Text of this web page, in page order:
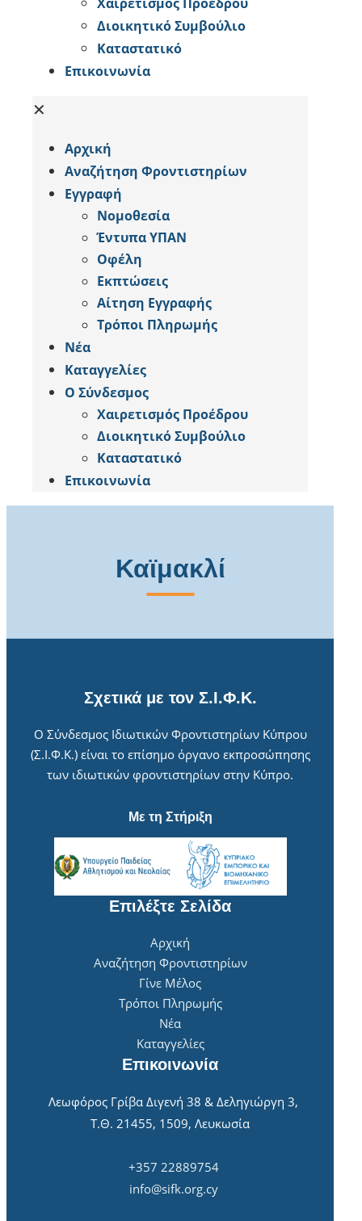
Διοικητικό Συμβούλιο
Καταστατικό
Επικοινωνία
✕
Αρχική
Αναζήτηση Φροντιστηρίων
Εγγραφή
Νομοθεσία
Έντυπα ΥΠΑΝ
Οφέλη
Εκπτώσεις
Αίτηση Εγγραφής
Tρόποι Πληρωμής
Νέα
Καταγγελίες
Ο Σύνδεσμος
Χαιρετισμός Προέδρου
Διοικητικό Συμβούλιο
Καταστατικό
Επικοινωνία
Καϊμακλί
Σχετικά με τον Σ.Ι.Φ.Κ.
Ο Σύνδεσμος Ιδιωτικών Φροντιστηρίων Κύπρου
(Σ.Ι.Φ.Κ.) είναι το επίσημο όργανο εκπροσώπησης
των ιδιωτικών φροντιστηρίων στην Κύπρο.
Με τη Στήριξη
Επιλέξτε Σελίδα
Αρχική
Αναζήτηση Φροντιστηρίων
Γίνε Μέλος
Τρόποι Πληρωμής
Νέα
Καταγγελίες
Επικοινωνία
Λεωφόρος Γρίβα Διγενή 38 & Δεληγιώργη 3,
Τ.Θ. 21455, 1509, Λευκωσία
+357 22889754
info@sifk.org.cy